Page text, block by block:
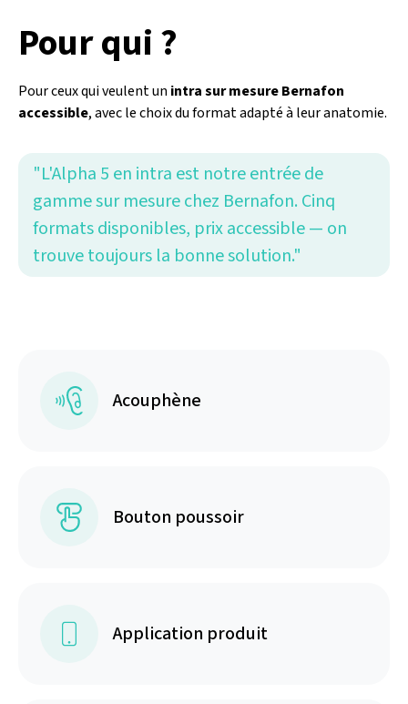
Pour qui ?
Pour ceux qui veulent un intra sur mesure Bernafon
accessible, avec le choix du format adapté à leur anatomie.
"L'Alpha 5 en intra est notre entrée de
gamme sur mesure chez Bernafon. Cinq
formats disponibles, prix accessible — on
trouve toujours la bonne solution."
Acouphène
Bouton poussoir
Application produit